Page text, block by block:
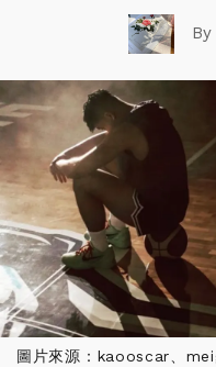
圖片來源：kaooscar、